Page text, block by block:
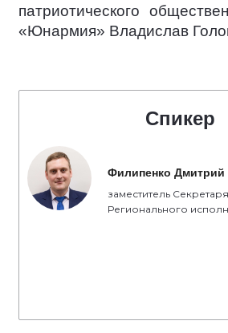
патриотического
«Юнармия» Владислав
Спикер
Филипенко Дмитрий
заместитель
Регионального